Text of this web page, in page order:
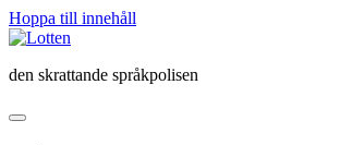
Hoppa till innehåll
Lotten
den skrattande språkpolisen
öppna